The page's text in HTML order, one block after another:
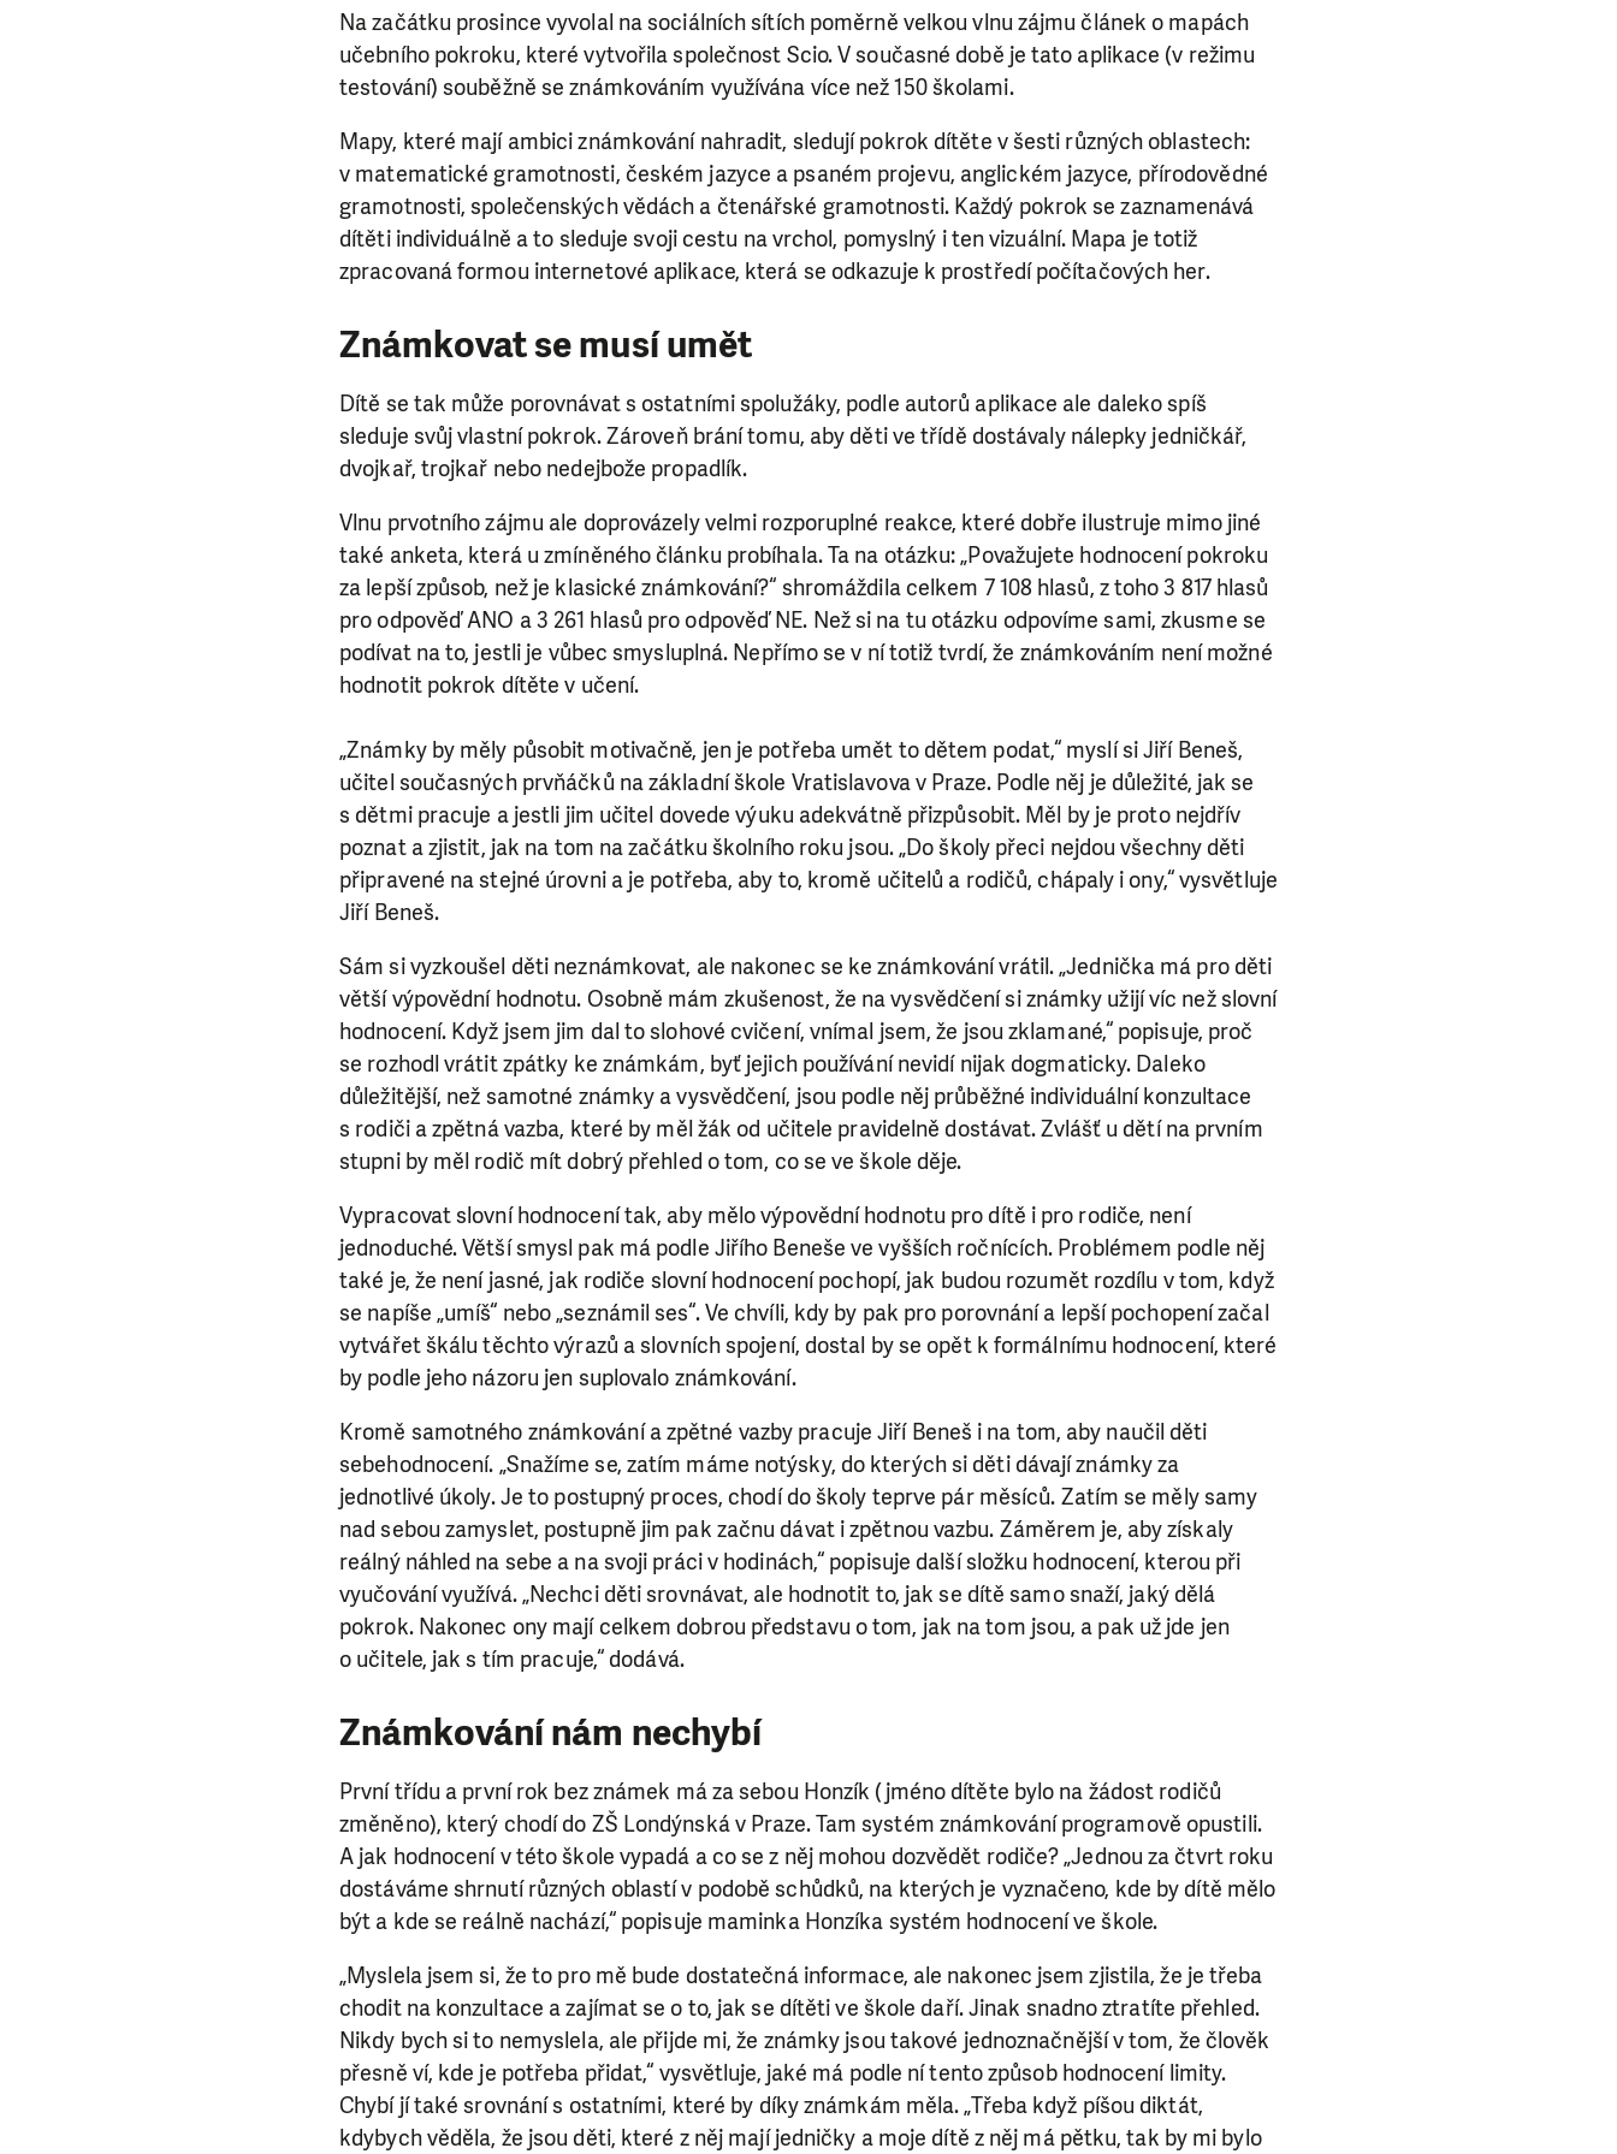
Na začátku prosince vyvolal na sociálních sítích poměrně velkou vlnu zájmu článek o mapách
učebního pokroku, které vytvořila společnost Scio. V současné době je tato aplikace (v režimu
testování) souběžně se známkováním využívána více než 150 školami.
Mapy, které mají ambici známkování nahradit, sledují pokrok dítěte v šesti různých oblastech:
v matematické gramotnosti, českém jazyce a psaném projevu, anglickém jazyce, přírodovědné
gramotnosti, společenských vědách a čtenářské gramotnosti. Každý pokrok se zaznamenává
dítěti individuálně a to sleduje svoji cestu na vrchol, pomyslný i ten vizuální. Mapa je totiž
zpracovaná formou internetové aplikace, která se odkazuje k prostředí počítačových her.
Známkovat se musí umět
Dítě se tak může porovnávat s ostatními spolužáky, podle autorů aplikace ale daleko spíš
sleduje svůj vlastní pokrok. Zároveň brání tomu, aby děti ve třídě dostávaly nálepky jedničkář,
dvojkař, trojkař nebo nedejbože propadlík.
Vlnu prvotního zájmu ale doprovázely velmi rozporuplné reakce, které dobře ilustruje mimo jiné
také anketa, která u zmíněného článku probíhala. Ta na otázku: „Považujete hodnocení pokroku
za lepší způsob, než je klasické známkování?“ shromáždila celkem 7 108 hlasů, z toho 3 817 hlasů
pro odpověď ANO a 3 261 hlasů pro odpověď NE. Než si na tu otázku odpovíme sami, zkusme se
podívat na to, jestli je vůbec smysluplná. Nepřímo se v ní totiž tvrdí, že známkováním není možné
hodnotit pokrok dítěte v učení.
„Známky by měly působit motivačně, jen je potřeba umět to dětem podat,“ myslí si Jiří Beneš,
učitel současných prvňáčků na základní škole Vratislavova v Praze. Podle něj je důležité, jak se
s dětmi pracuje a jestli jim učitel dovede výuku adekvátně přizpůsobit. Měl by je proto nejdřív
poznat a zjistit, jak na tom na začátku školního roku jsou. „Do školy přeci nejdou všechny děti
připravené na stejné úrovni a je potřeba, aby to, kromě učitelů a rodičů, chápaly i ony,“ vysvětluje
Jiří Beneš.
Sám si vyzkoušel děti neznámkovat, ale nakonec se ke známkování vrátil. „Jednička má pro děti
větší výpovědní hodnotu. Osobně mám zkušenost, že na vysvědčení si známky užijí víc než slovní
hodnocení. Když jsem jim dal to slohové cvičení, vnímal jsem, že jsou zklamané,“ popisuje, proč
se rozhodl vrátit zpátky ke známkám, byť jejich používání nevidí nijak dogmaticky. Daleko
důležitější, než samotné známky a vysvědčení, jsou podle něj průběžné individuální konzultace
s rodiči a zpětná vazba, které by měl žák od učitele pravidelně dostávat. Zvlášť u dětí na prvním
stupni by měl rodič mít dobrý přehled o tom, co se ve škole děje.
Vypracovat slovní hodnocení tak, aby mělo výpovědní hodnotu pro dítě i pro rodiče, není
jednoduché. Větší smysl pak má podle Jiřího Beneše ve vyšších ročnících. Problémem podle něj
také je, že není jasné, jak rodiče slovní hodnocení pochopí, jak budou rozumět rozdílu v tom, když
se napíše „umíš“ nebo „seznámil ses“. Ve chvíli, kdy by pak pro porovnání a lepší pochopení začal
vytvářet škálu těchto výrazů a slovních spojení, dostal by se opět k formálnímu hodnocení, které
by podle jeho názoru jen suplovalo známkování.
Kromě samotného známkování a zpětné vazby pracuje Jiří Beneš i na tom, aby naučil děti
sebehodnocení. „Snažíme se, zatím máme notýsky, do kterých si děti dávají známky za
jednotlivé úkoly. Je to postupný proces, chodí do školy teprve pár měsíců. Zatím se měly samy
nad sebou zamyslet, postupně jim pak začnu dávat i zpětnou vazbu. Záměrem je, aby získaly
reálný náhled na sebe a na svoji práci v hodinách,“ popisuje další složku hodnocení, kterou při
vyučování využívá. „Nechci děti srovnávat, ale hodnotit to, jak se dítě samo snaží, jaký dělá
pokrok. Nakonec ony mají celkem dobrou představu o tom, jak na tom jsou, a pak už jde jen
o učitele, jak s tím pracuje,“ dodává.
Známkování nám nechybí
První třídu a první rok bez známek má za sebou Honzík (jméno dítěte bylo na žádost rodičů
změněno), který chodí do ZŠ Londýnská v Praze. Tam systém známkování programově opustili.
A jak hodnocení v této škole vypadá a co se z něj mohou dozvědět rodiče? „Jednou za čtvrt roku
dostáváme shrnutí různých oblastí v podobě schůdků, na kterých je vyznačeno, kde by dítě mělo
být a kde se reálně nachází,“ popisuje maminka Honzíka systém hodnocení ve škole.
„Myslela jsem si, že to pro mě bude dostatečná informace, ale nakonec jsem zjistila, že je třeba
chodit na konzultace a zajímat se o to, jak se dítěti ve škole daří. Jinak snadno ztratíte přehled.
Nikdy bych si to nemyslela, ale přijde mi, že známky jsou takové jednoznačnější v tom, že člověk
přesně ví, kde je potřeba přidat,“ vysvětluje, jaké má podle ní tento způsob hodnocení limity.
Chybí jí také srovnání s ostatními, které by díky známkám měla. „Třeba když píšou diktát,
kdybych věděla, že jsou děti, které z něj mají jedničky a moje dítě z něj má pětku, tak by mi bylo
LÍBÍ SE VÁM, CO DĚLÁME? PODPOŘTE NÁS!
Abychom mohli pomáhat smysluplně, neobejdeme se bez Vaší podpory. Ať už se nám
rozhodnete pomoci jedním darem nebo se stanete pravidelným dárcem Klubu přátel, Vaše
dary nám umožní pomoci vždy tam, kde je to nejvíce potřeba.
DAROVAT